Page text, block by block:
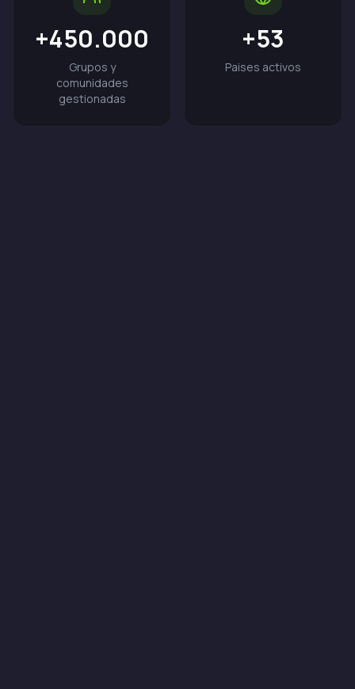
+450.000
Grupos y
comunidades
gestionadas
+53
Paises activos